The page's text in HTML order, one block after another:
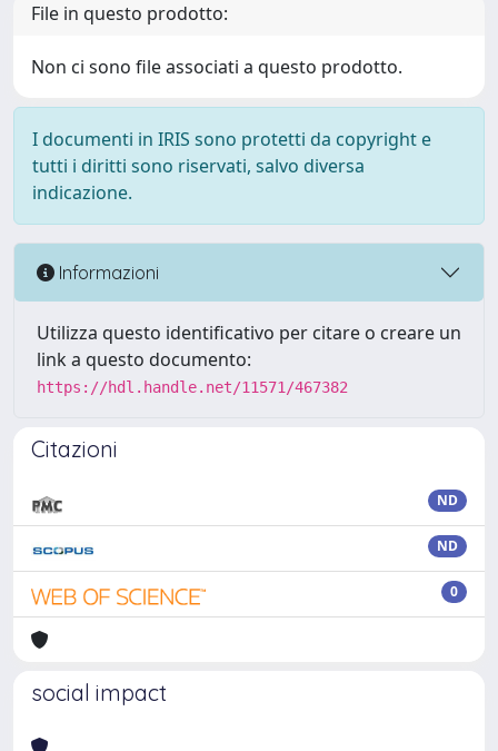
File in questo prodotto:
Non ci sono file associati a questo prodotto.
I documenti in IRIS sono protetti da copyright e
tutti i diritti sono riservati, salvo diversa
indicazione.
Informazioni
Utilizza questo identificativo per citare o creare un
link a questo documento:
https://hdl.handle.net/11571/467382
Citazioni
ND
ND
0
social impact